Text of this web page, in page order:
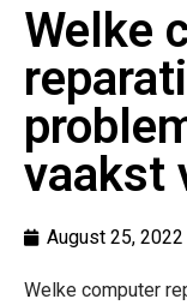
Welke
vaakst
August 25, 2022
Welke computer